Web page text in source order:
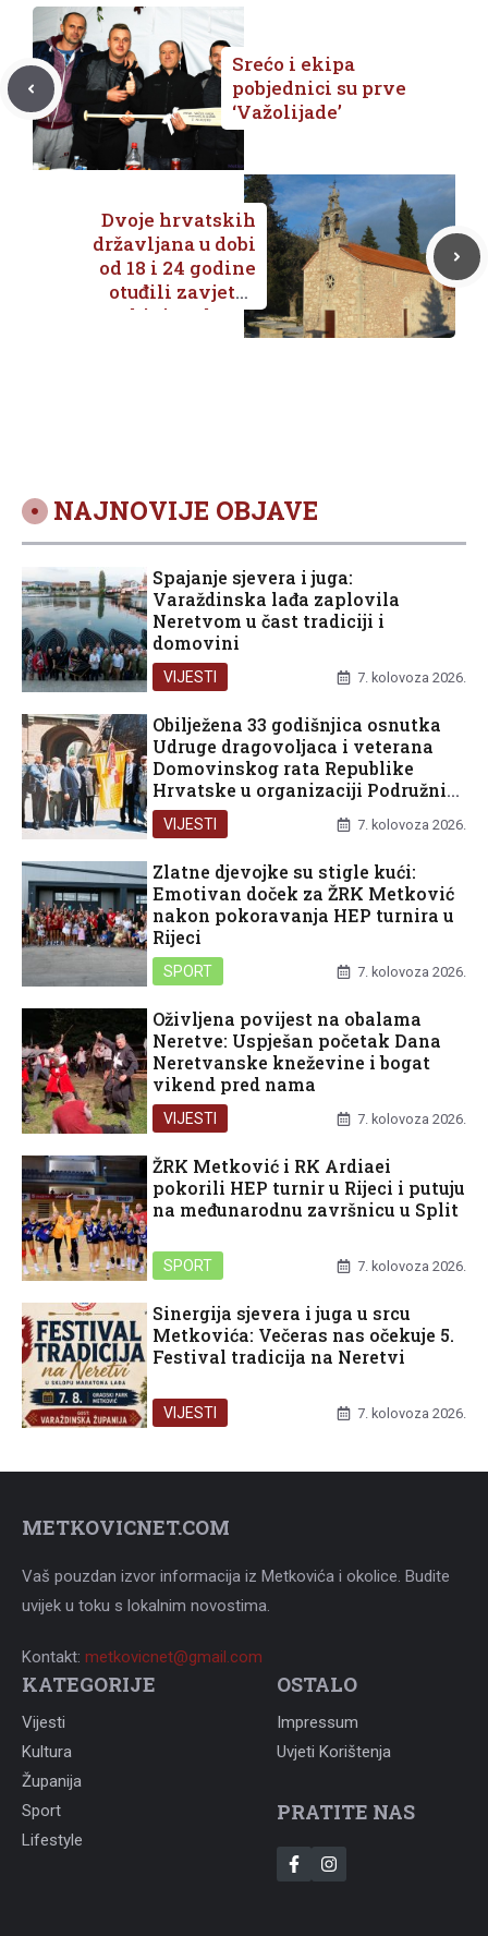
Srećo i ekipa
pobjednici su prve
‘Važolijade’
Dvoje hrvatskih
državljana u dobi
od 18 i 24 godine
otuđili zavjetni
nakit iz crkve u
Borovcima
NAJNOVIJE OBJAVE
Spajanje sjevera i juga:
Varaždinska lađa zaplovila
Neretvom u čast tradiciji i
domovini
VIJESTI 7. kolovoza 2026.
Obilježena 33 godišnjica osnutka
Udruge dragovoljaca i veterana
Domovinskog rata Republike
Hrvatske u organizaciji Podružnice
Dubrovačko-neretvanske županije
VIJESTI 7. kolovoza 2026.
Zlatne djevojke su stigle kući:
Emotivan doček za ŽRK Metković
nakon pokoravanja HEP turnira u
Rijeci
SPORT 7. kolovoza 2026.
Oživljena povijest na obalama
Neretve: Uspješan početak Dana
Neretvanske kneževine i bogat
vikend pred nama
VIJESTI 7. kolovoza 2026.
ŽRK Metković i RK Ardiaei
pokorili HEP turnir u Rijeci i putuju
na međunarodnu završnicu u Split
SPORT 7. kolovoza 2026.
Sinergija sjevera i juga u srcu
Metkovića: Večeras nas očekuje 5.
Festival tradicija na Neretvi
VIJESTI 7. kolovoza 2026.
METKOVICNET.COM
Vaš pouzdan izvor informacija iz Metkovića i okolice. Budite
uvijek u toku s lokalnim novostima.
Kontakt: metkovicnet@gmail.com
KATEGORIJE
Vijesti
Kultura
Županija
Sport
Lifestyle
OSTALO
Impressum
Uvjeti Korištenja
PRATITE NAS